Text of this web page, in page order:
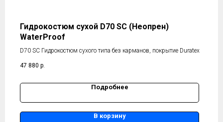
Гидрокостюм сухой D70 SC (Неопрен)
WaterProof
D70 SC Гидрокостюм сухого типа без карманов, покрытие Duratex
47 880 р.
Подробнее
В корзину